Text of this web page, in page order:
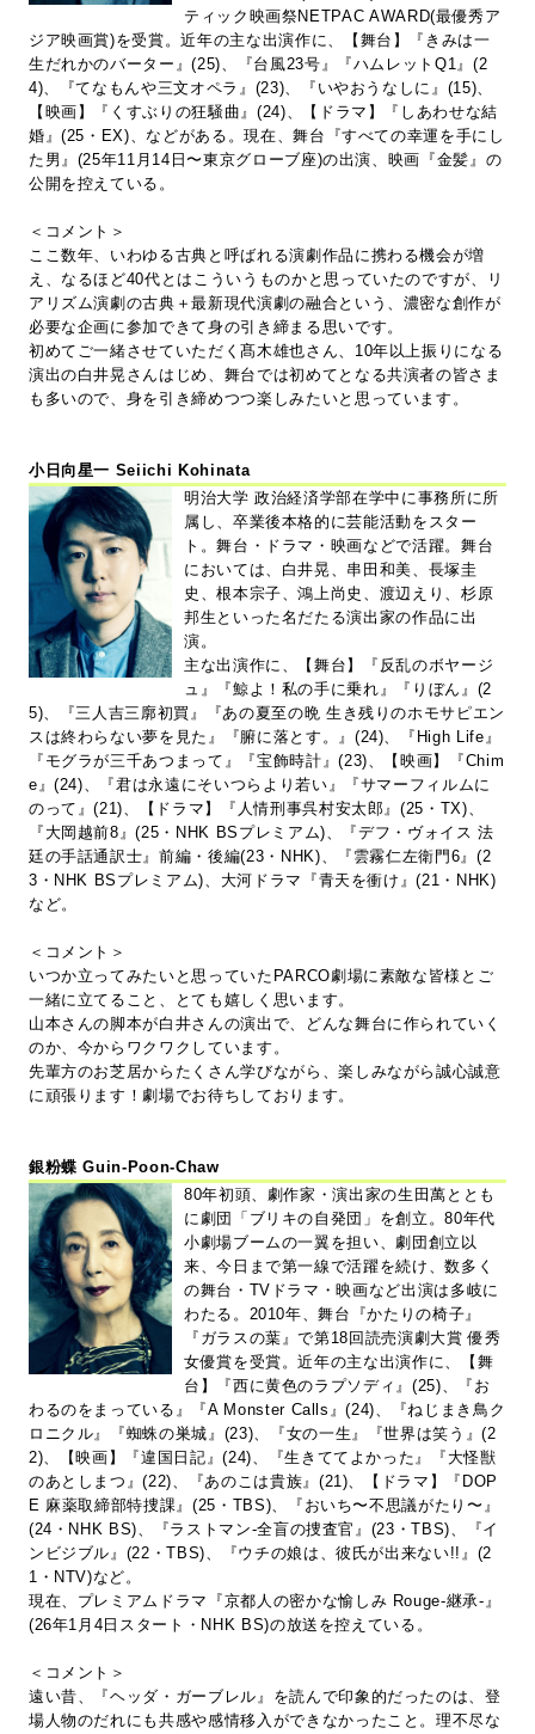
ティック映画祭NETPAC AWARD(最優秀ア
ジア映画賞)を受賞。近年の主な出演作に、【舞台】『きみは一
生だれかのバーター』(25)、『台風23号』『ハムレットQ1』(2
4)、『てなもんや三文オペラ』(23)、『いやおうなしに』(15)、
【映画】『くすぶりの狂騒曲』(24)、【ドラマ】『しあわせな結
婚』(25・EX)、などがある。現在、舞台『すべての幸運を手にし
た男』(25年11月14日〜東京グローブ座)の出演、映画『金髪』の
公開を控えている。
＜コメント＞
ここ数年、いわゆる古典と呼ばれる演劇作品に携わる機会が増
え、なるほど40代とはこういうものかと思っていたのですが、リ
アリズム演劇の古典＋最新現代演劇の融合という、濃密な創作が
必要な企画に参加できて身の引き締まる思いです。
初めてご一緒させていただく髙木雄也さん、10年以上振りになる
演出の白井晃さんはじめ、舞台では初めてとなる共演者の皆さま
も多いので、身を引き締めつつ楽しみたいと思っています。
小日向星一 Seiichi Kohinata
明治大学 政治経済学部在学中に事務所に所
属し、卒業後本格的に芸能活動をスター
ト。舞台・ドラマ・映画などで活躍。舞台
においては、白井晃、串田和美、長塚圭
史、根本宗子、鴻上尚史、渡辺えり、杉原
邦生といった名だたる演出家の作品に出
演。
主な出演作に、【舞台】『反乱のボヤージ
ュ』『鯨よ！私の手に乗れ』『りぼん』(2
5)、『三人吉三廓初買』『あの夏至の晩 生き残りのホモサピエン
スは終わらない夢を見た』『腑に落とす。』(24)、『High Life』
『モグラが三千あつまって』『宝飾時計』(23)、【映画】『Chim
e』(24)、『君は永遠にそいつらより若い』『サマーフィルムに
のって』(21)、【ドラマ】『人情刑事呉村安太郎』(25・TX)、
『大岡越前8』(25・NHK BSプレミアム)、『デフ・ヴォイス 法
廷の手話通訳士』前編・後編(23・NHK)、『雲霧仁左衛門6』(2
3・NHK BSプレミアム)、大河ドラマ『青天を衝け』(21・NHK)
など。
＜コメント＞
いつか立ってみたいと思っていたPARCO劇場に素敵な皆様とご
一緒に立てること、とても嬉しく思います。
山本さんの脚本が白井さんの演出で、どんな舞台に作られていく
のか、今からワクワクしています。
先輩方のお芝居からたくさん学びながら、楽しみながら誠心誠意
に頑張ります！劇場でお待ちしております。
銀粉蝶 Guin-Poon-Chaw
80年初頭、劇作家・演出家の生田萬ととも
に劇団「ブリキの自発団」を創立。80年代
小劇場ブームの一翼を担い、劇団創立以
来、今日まで第一線で活躍を続け、数多く
の舞台・TVドラマ・映画など出演は多岐に
わたる。2010年、舞台『かたりの椅子』
『ガラスの葉』で第18回読売演劇大賞 優秀
女優賞を受賞。近年の主な出演作に、【舞
台】『西に黄色のラプソディ』(25)、『お
わるのをまっている』『A Monster Calls』(24)、『ねじまき鳥ク
ロニクル』『蜘蛛の巣城』(23)、『女の一生』『世界は笑う』(2
2)、【映画】『違国日記』(24)、『生きててよかった』『大怪獣
のあとしまつ』(22)、『あのこは貴族』(21)、【ドラマ】『DOP
E 麻薬取締部特捜課』(25・TBS)、『おいち〜不思議がたり〜』
(24・NHK BS)、『ラストマン-全盲の捜査官』(23・TBS)、『イ
ンビジブル』(22・TBS)、『ウチの娘は、彼氏が出来ない!!』(2
1・NTV)など。
現在、プレミアムドラマ『京都人の密かな愉しみ Rouge-継承-』
(26年1月4日スタート・NHK BS)の放送を控えている。
＜コメント＞
遠い昔、『ヘッダ・ガーブレル』を読んで印象的だったのは、登
場人物のだれにも共感や感情移入ができなかったこと。理不尽な